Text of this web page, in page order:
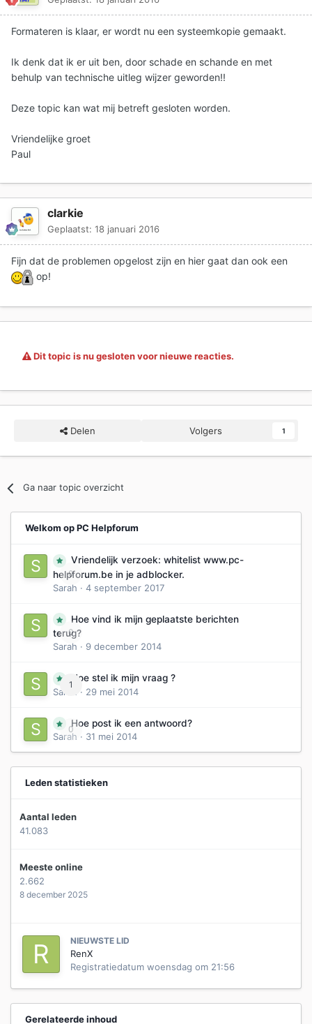
Formateren is klaar, er wordt nu een systeemkopie gemaakt.
Ik denk dat ik er uit ben, door schade en schande en met
behulp van technische uitleg wijzer geworden!!
Deze topic kan wat mij betreft gesloten worden.
Vriendelijke groet
Paul
clarkie
Geplaatst: 18 januari 2016
Fijn dat de problemen opgelost zijn en hier gaat dan ook een
op!
Dit topic is nu gesloten voor nieuwe reacties.
Delen Volgers 1
Ga naar topic overzicht
Welkom op PC Helpforum
0
Vriendelijk verzoek: whitelist www.pc-
helpforum.be in je adblocker.
Sarah · 4 september 2017
0
Hoe vind ik mijn geplaatste berichten
terug?
Sarah · 9 december 2014
1
Hoe stel ik mijn vraag ?
Sarah
· 29 mei 2014
0
Hoe post ik een antwoord?
Sarah · 31 mei 2014
Leden statistieken
Aantal leden
41.083
Meeste online
2.662
8 december 2025
NIEUWSTE LID
RenX
Registratiedatum woensdag om 21:56
Gerelateerde inhoud